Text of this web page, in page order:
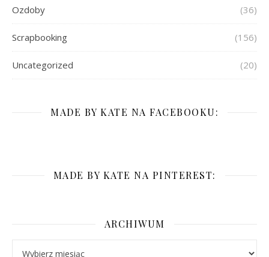
Ozdoby (36)
Scrapbooking (156)
Uncategorized (20)
MADE BY KATE NA FACEBOOKU:
MADE BY KATE NA PINTEREST:
ARCHIWUM